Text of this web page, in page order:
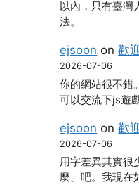
以內，只有臺灣
法。
ejsoon on歡
2026-07-06
你的網站很不錯
可以交流下js遊
ejsoon on歡
2026-07-06
用字差異其實
麼」吧。我現在